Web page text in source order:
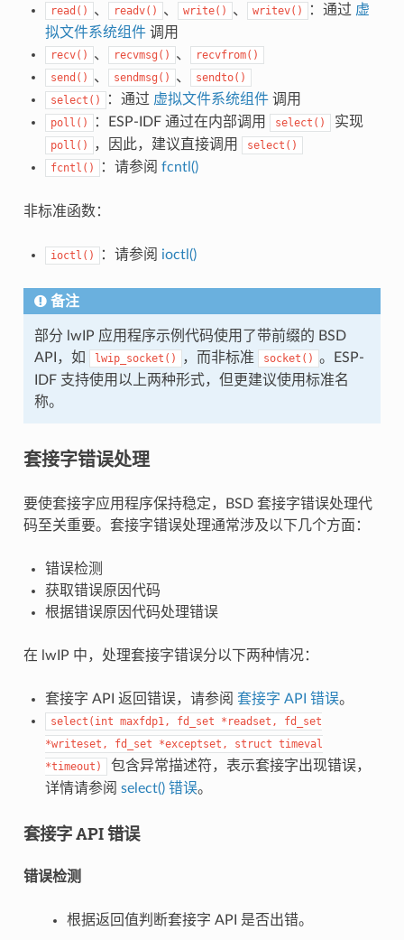
read() 、 readv() 、 write() 、 writev() ：通过 虚
拟文件系统组件调用
recv() 、 recvmsg() 、
recvfrom()
send()
、 sendmsg() 、
sendto()
select()
：通过 虚拟文件系统组件调用
poll() ：ESP-IDF 通过在内部调用 select() 实现
poll() ，因此，建议直接调用
select()
fcntl()
：请参阅 fcntl()
非标准函数：
ioctl() ：请参阅 ioctl()
备注
部分 lwIP 应用程序示例代码使用了带前缀的 BSD
API，如
lwip_socket() ，而非标准 socket() 。ESP-
IDF 支持使用以上两种形式，但更建议使用标准名
称。
套接字错误处理
要使套接字应用程序保持稳定，BSD 套接字错误处理代
码至关重要。套接字错误处理通常涉及以下几个方面：
错误检测
获取错误原因代码
根据错误原因代码处理错误
在 lwIP 中，处理套接字错误分以下两种情况：
套接字 API 返回错误，请参阅 套接字 API 错误。
select(int maxfdp1, fd_set *readset,
fd_set
*writeset,
fd_set *exceptset, struct timeval
*timeout)
包含异常描述符，表示套接字出现错误，
详情请参阅 select() 错误。
套接字 API 错误
错误检测
根据返回值判断套接字 API 是否出错。